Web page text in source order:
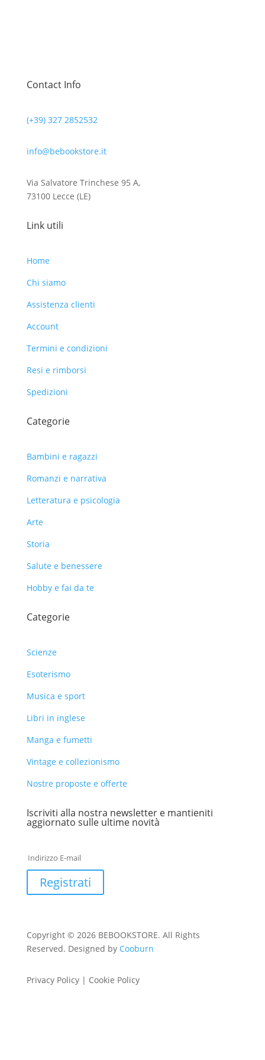
Contact Info
(+39) 327 2852532
info@bebookstore.it
Via Salvatore Trinchese 95 A,
73100 Lecce (LE)
Link utili
Home
Chi siamo
Assistenza clienti
Account
Termini e condizioni
Resi e rimborsi
Spedizioni
Categorie
Bambini e ragazzi
Romanzi e narrativa
Letteratura e psicologia
Arte
Storia
Salute e benessere
Hobby e fai da te
Categorie
Scienze
Esoterismo
Musica e sport
Libri in inglese
Manga e fumetti
Vintage e collezionismo
Nostre proposte e offerte
Iscriviti alla nostra newsletter e mantieniti
aggiornato sulle ultime novità
Registrati
Copyright © 2026 BEBOOKSTORE. All Rights
Reserved. Designed by Cooburn
Privacy Policy | Cookie Policy